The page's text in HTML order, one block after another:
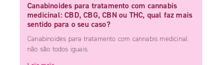
Canabinoides para tratamento com cannabis
medicinal: CBD, CBG, CBN ou THC, qual faz mais
sentido para o seu caso?
Canabinoides para tratamento com cannabis medicinal
não são todos iguais.